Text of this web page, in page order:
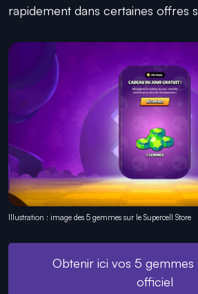
rapidement dans certaines offres
Illustration : image des 5 gemmes sur le Supercell Store
Obtenir ici vos 5 gemmes
officiel